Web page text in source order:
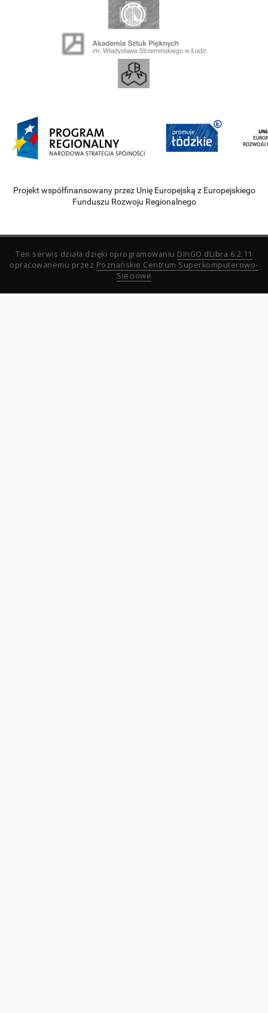
Projekt współfinansowany przez Unię Europejską z Europejskiego
Funduszu Rozwoju Regionalnego
Ten serwis działa dzięki oprogramowaniu DInGO dLibra 6.2.11
opracowanemu przez Poznańskie Centrum Superkomputerowo-
Sieciowe